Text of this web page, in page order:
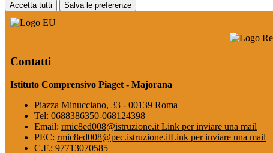
Accetta tutti Salva le preferenze
Contatti
Istituto Comprensivo Piaget - Majorana
Piazza Minucciano, 33 - 00139 Roma
Tel: 0688386350-068124398
Email: rmic8ed008@istruzione.it Link per inviare una mail
PEC: rmic8ed008@pec.istruzione.itLink per inviare una mail
C.F.: 97713070585